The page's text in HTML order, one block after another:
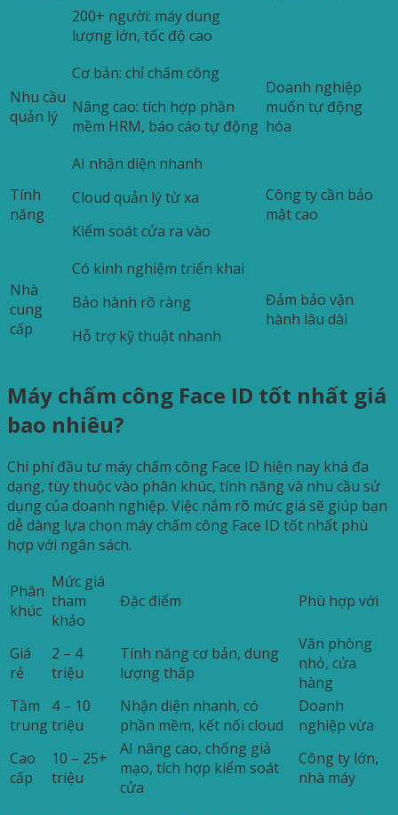
200+ người: máy dung
lượng lớn, tốc độ cao
Nhu cầu
quản lý
Cơ bản: chỉ chấm công
Nâng cao: tích hợp phần
mềm HRM, báo cáo tự động
Doanh nghiệp
muốn tự động
hóa
Tính
năng
AI nhận diện nhanh
Cloud quản lý từ xa
Kiểm soát cửa ra vào
Công ty cần bảo
mật cao
Nhà
cung
cấp
Có kinh nghiệm triển khai
Bảo hành rõ ràng
Hỗ trợ kỹ thuật nhanh
Đảm bảo vận
hành lâu dài
Máy chấm công Face ID tốt nhất giá
bao nhiêu?
Chi phí đầu tư máy chấm công Face ID hiện nay khá đa
dạng, tùy thuộc vào phân khúc, tính năng và nhu cầu sử
dụng của doanh nghiệp. Việc nắm rõ mức giá sẽ giúp bạn
dễ dàng lựa chọn máy chấm công Face ID tốt nhất phù
hợp với ngân sách.
Phân
khúc
Mức giá
tham
khảo
Đặc điểm Phù hợp với
Giá
rẻ
2 – 4
triệu
Tính năng cơ bản, dung
lượng thấp
Văn phòng
nhỏ, cửa
hàng
Tầm
trung
4 – 10
triệu
Nhận diện nhanh, có
phần mềm, kết nối cloud
Doanh
nghiệp vừa
Cao
cấp
10 – 25+
triệu
AI nâng cao, chống giả
mạo, tích hợp kiểm soát
cửa
Công ty lớn,
nhà máy